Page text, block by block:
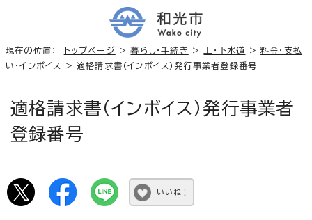
現在の位置： トップページ >暮らし・手続き > 上・下水道 >料金・支払
い・インボイス
> 適格請求書（インボイス）発行事業者登録番号
適格請求書（インボイス）発行事業者
登録番号
いいね！